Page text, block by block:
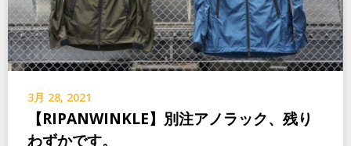
3月 28, 2021
【RIPANWINKLE】別注アノラック、残り
わずかです。